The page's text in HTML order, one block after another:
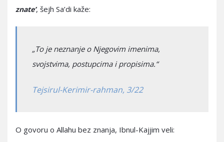
znate’, šejh Sa’di kaže:
„To je neznanje o Njegovim imenima,
svojstvima, postupcima i propisima.“
Tejsirul-Kerimir-rahman, 3/22
O govoru o Allahu bez znanja, Ibnul-Kajjim veli: